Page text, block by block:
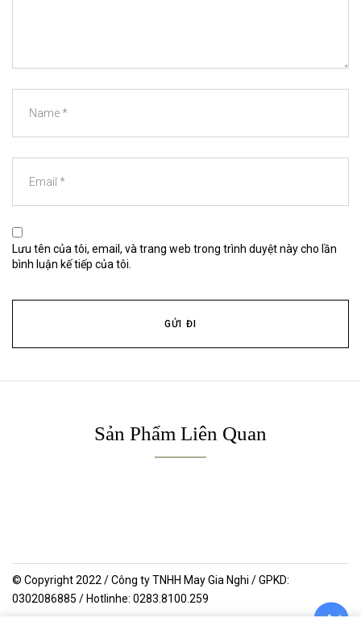
Lưu tên của tôi, email, và trang web trong trình duyệt này cho lần
bình luận kế tiếp của tôi.
Sản Phẩm Liên Quan
© Copyright 2022 / Công ty TNHH May Gia Nghi / GPKD:
0302086885 / Hotlinhe: 0283.8100.259